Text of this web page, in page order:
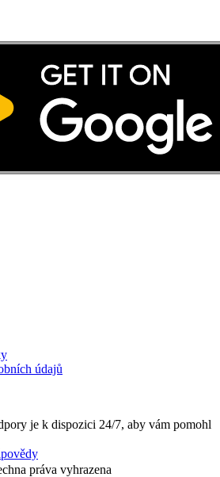
údajů
je k dispozici 24/7, aby vám pomohl
práva vyhrazena